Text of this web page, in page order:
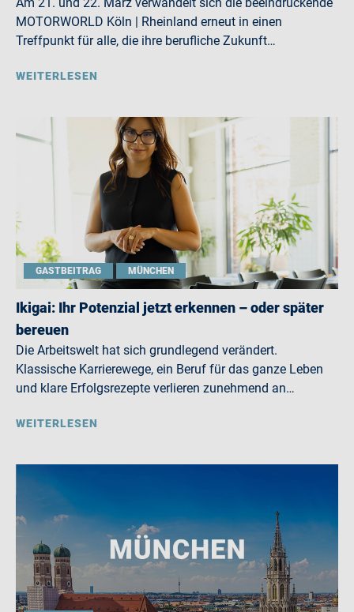
MOTORWORLD Köln | Rheinland erneut in einen
Treffpunkt für alle, die ihre berufliche Zukunft…
WEITERLESEN
GASTBEITRAG MÜNCHEN
Ikigai: Ihr Potenzial jetzt erkennen – oder später
bereuen
Die Arbeitswelt hat sich grundlegend verändert.
Klassische Karrierewege, ein Beruf für das ganze Leben
und klare Erfolgsrezepte verlieren zunehmend an…
WEITERLESEN